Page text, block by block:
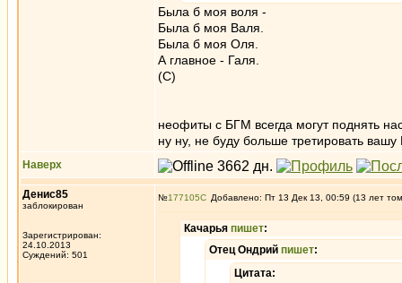
Была б моя воля -
Была б моя Валя.
Была б моя Оля.
А главное - Галя.
(С)
неофиты с БГМ всегда могут поднять
ну ну, не буду больше третировать
Наверх
Денис85
заблокирован
Зарегистрирован:
24.10.2013
Суждений: 501
№177105 Добавлено: Пт 13 Дек 13, 00:59 (13 лет
Качарья пишет:
Отец Ондрий пишет:
Цитата: